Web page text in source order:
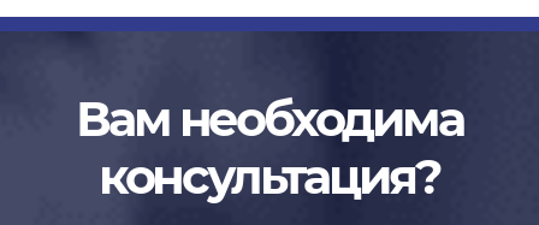
Вам необходима
консультация?